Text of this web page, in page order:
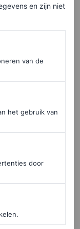
van maten
De
32 tot en met 52.
Reffstrup
de
size modellen
‘Ze moet écht
inclusieve
en zijn niet
van de
het gebruik van
door